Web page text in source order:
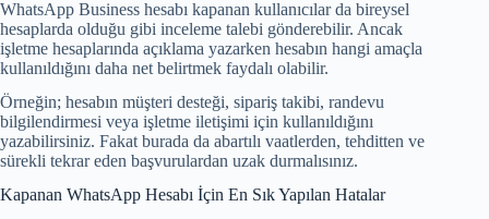
WhatsApp Business hesabı kapanan kullanıcılar da bireysel
hesaplarda olduğu gibi inceleme talebi gönderebilir. Ancak
işletme hesaplarında açıklama yazarken hesabın hangi amaçla
kullanıldığını daha net belirtmek faydalı olabilir.
Örneğin; hesabın müşteri desteği, sipariş takibi, randevu
bilgilendirmesi veya işletme iletişimi için kullanıldığını
yazabilirsiniz. Fakat burada da abartılı vaatlerden, tehditten ve
sürekli tekrar eden başvurulardan uzak durmalısınız.
Kapanan WhatsApp Hesabı İçin En Sık Yapılan Hatalar